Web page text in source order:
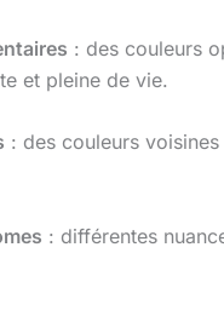
: des couleurs
et pleine de vie.
: des couleurs
: différentes